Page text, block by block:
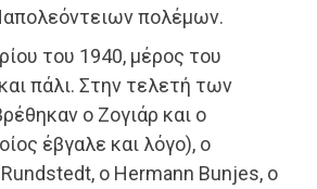
πολέμων.
του 1940, μέρος του
πάλι. Στην τελετή των
ο Ζογιάρ και ο
έβγαλε και λόγο), ο
ο Hermann Bunjes, ο